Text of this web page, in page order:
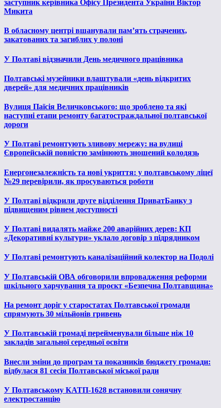
заступник керівника Офісу Президента України Віктор
Микита
В обласному центрі вшанували пам’ять страчених,
закатованих та загиблих у полоні
У Полтаві відзначили День медичного працівника
Полтавські музейники влаштували «день відкритих
дверей» для медичних працівників
Вулиця Паїсія Величковського: що зроблено та які
наступні етапи ремонту багатостраждальної полтавської
дороги
У Полтаві ремонтують зливову мережу: на вулиці
Європейській повністю замінюють зношений колодязь
Енергонезалежність та нові укриття: у полтавському ліцеї
№29 перевірили, як просуваються роботи
У Полтаві відкрили друге відділення ПриватБанку з
підвищеним рівнем доступності
У Полтаві видалять майже 200 аварійних дерев: КП
«Декоративні культури» уклало договір з підрядником
У Полтаві ремонтують каналізаційний колектор на Подолі
У Полтавській ОВА обговорили впровадження реформи
шкільного харчування та проєкт «Безпечна Полтавщина»
На ремонт доріг у старостатах Полтавської громади
спрямують 30 мільйонів гривень
У Полтавській громаді перейменували більше ніж 10
закладів загальної середньої освіти
Внесли зміни до програм та показників бюджету громади:
відбулася 81 сесія Полтавської міської ради
У Полтавському КАТП-1628 встановили сонячну
електростанцію